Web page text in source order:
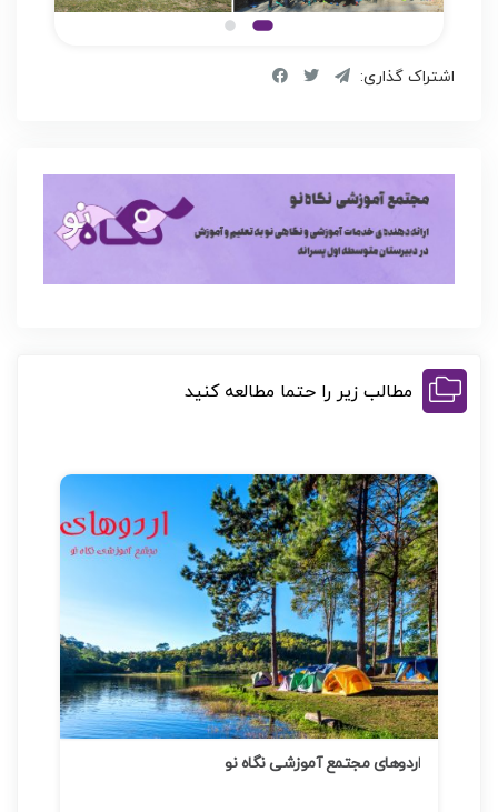
اشتراک گذاری:
مطالب زیر را حتما مطالعه کنید
اردوهای مجتمع آموزشی نگاه نو